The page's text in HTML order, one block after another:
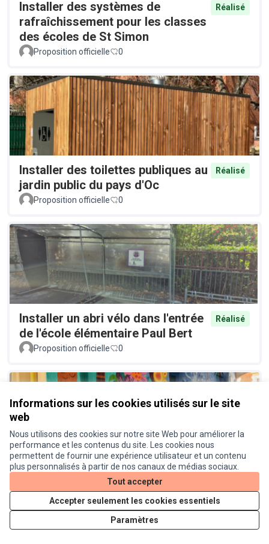
Informations sur les cookies utilisés sur le site
web
Nous utilisons des cookies sur notre site Web pour améliorer la
performance et les contenus du site. Les cookies nous
permettent de fournir une expérience utilisateur et un contenu
plus personnalisés à partir de nos canaux de médias sociaux.
Tout accepter
Accepter seulement les cookies essentiels
Paramètres
Installer des systèmes de
rafraîchissement pour les classes
des écoles de St Simon
Réalisé
Proposition officielle 0
Installer des toilettes publiques au
jardin public du pays d'Oc
Réalisé
Proposition officielle 0
Installer un abri vélo dans l'entrée
de l'école élémentaire Paul Bert
Réalisé
Proposition officielle 0
Lieu de convivialité dans la cour
du cinéma Le Cratère
Réalisé
Proposition officielle